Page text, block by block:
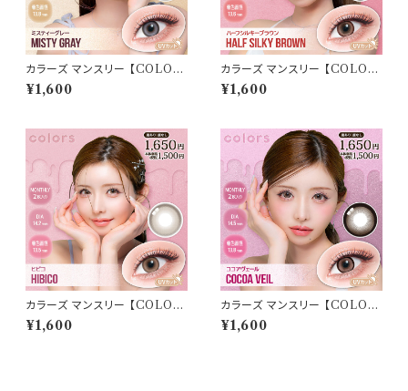
カラーズ マンスリー 【COLOR：
ミスティーグレー】 【1箱2枚入】【
一条響 イメージモデル 】 韓国
トレンズ
¥1,600
カラーズ マンスリー 【COLOR：
ハーフシルキーブラウン】 【1箱2
枚入】【 一条響 イメージモデル
ンタクトレンズ
¥1,600
カラーズ マンスリー 【COLOR：
ヒビコ】 【1箱2枚入】【 一条響 イ
メージモデル 】 韓国系レンズ c
¥1,600
カラーズ マンスリー 【COLOR：
ココアヴェール】 【1箱2枚入】【
一条響 イメージモデル 】 韓国
¥1,600